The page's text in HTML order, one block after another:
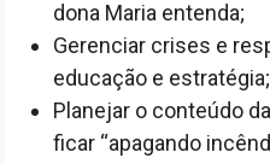
dona Maria entenda;
Gerenciar crises e
educação e estratégia;
Planejar o conteúdo
ficar “apagando